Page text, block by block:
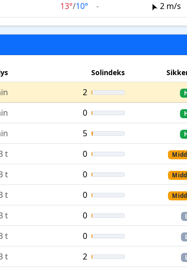
13°/10° - 2 m/s
Solindeks
2
0
5
t 0
t 0
t 0
t 0
t 0
t 2